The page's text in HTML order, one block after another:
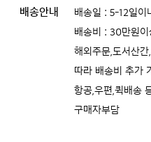
배송안내
배송일 : 5-12일이
배송비 : 30만원이
해외주문,도서산
따라 배송비 추가
항공,우편,퀵배송
구매자부담